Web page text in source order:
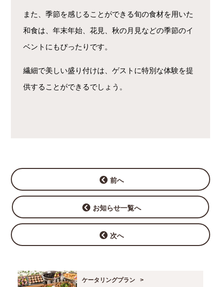
また、季節を感じることができる旬の食材を用いた
和食は、年末年始、花見、秋の月見などの季節のイ
ベントにもぴったりです。
繊細で美しい盛り付けは、ゲストに特別な体験を提
供することができるでしょう。
前へ
お知らせ一覧へ
次へ
ケータリングプラン